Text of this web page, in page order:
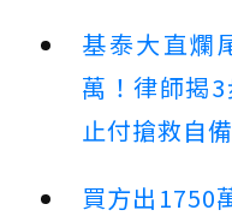
基泰大直爛
萬！律師揭
止付搶救自
買方出1750